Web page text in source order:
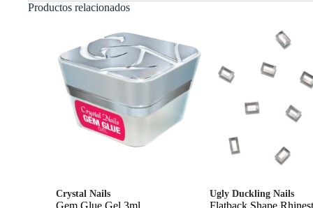
Productos relacionados
Crystal Nails
Gem Glue Gel 3ml
Ugly Duckling Nails
Flatback Shape